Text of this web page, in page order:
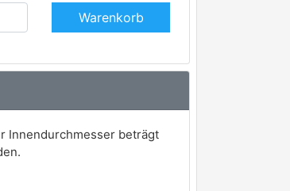
Warenkorb
Innendurchmesser beträgt